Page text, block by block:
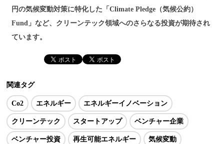
円の気候変動対策に特化した「Climate Pledge（気候公約）
Fund」など、クリーンテック領域へのさらなる投資が期待され
ています。
関連タグ
Co2 エネルギー エネルギーイノベーション
クリーンテック スタートアップ ベンチャー企業
ベンチャー投資 再生可能エネルギー 気候変動